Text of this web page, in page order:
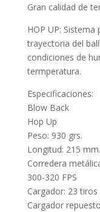
Gran calidad de
HOP UP:
trayectoria del
condiciones de
termperatura.
Especificaciones:
Blow Back
Hop Up
Peso: 930 grs.
Longitud: 215 mm.
Corredera
300-320 FPS
Cargador: 23 tiros
Cargador